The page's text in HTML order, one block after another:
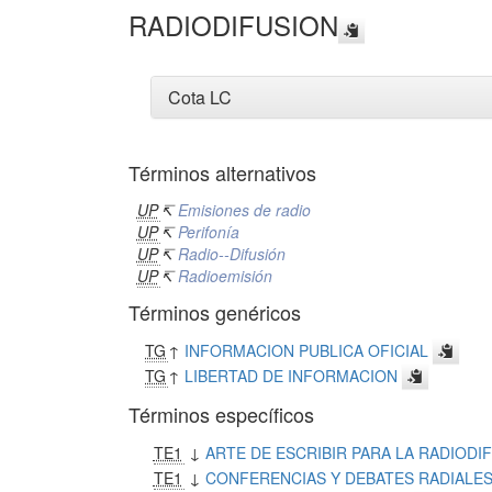
RADIODIFUSION
Cota LC
Términos alternativos
UP ↸Emisiones de radio
UP ↸Perifonía
UP ↸Radio--Difusión
UP ↸Radioemisión
Términos genéricos
TG ↑ INFORMACION PUBLICA OFICIAL
TG ↑ LIBERTAD DE INFORMACION
Términos específicos
TE1 ↓ ARTE DE ESCRIBIR PARA LA
TE1 ↓ CONFERENCIAS Y DEBATES RADIALES